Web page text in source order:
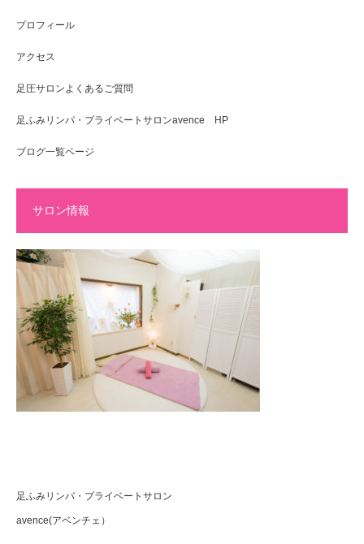
プロフィール
アクセス
足圧サロンよくあるご質問
足ふみリンパ・プライベートサロンavence HP
ブログ一覧ページ
サロン情報
足ふみリンパ・プライベートサロン
avence(アベンチェ）